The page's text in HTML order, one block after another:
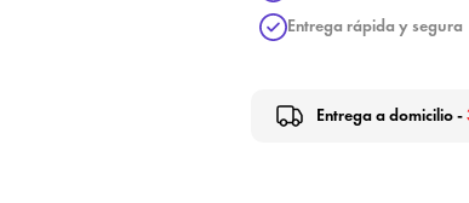
Entrega rápida y segura
Entrega a domicilio -
Debe iniciar sesión para guardar productos en su lista de deseos.